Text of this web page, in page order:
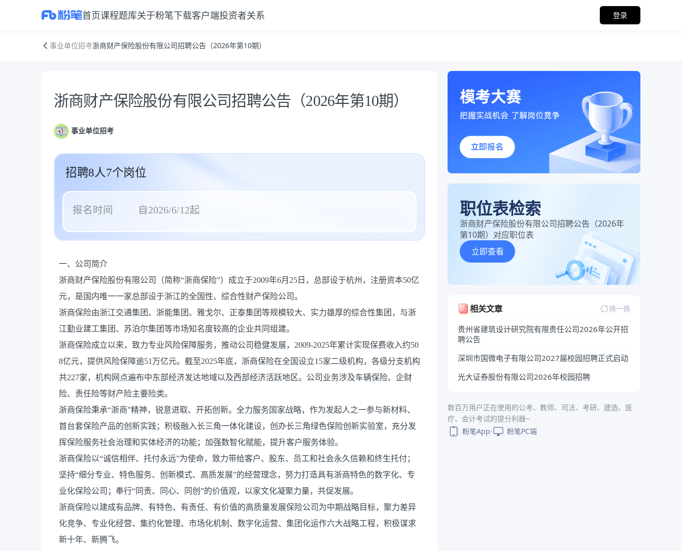
首页课程题库关于粉笔下载客户端投资者关系 登录
事业单位招考浙商财产保险股份有限公司招聘公告（2026年第10期）
公告正文
浙商财产保险股份有限公司招聘公告（2026年第10期）
事业单位招考
招聘8人7个岗位
报名时间 自2026/6/12起
一、公司简介
浙商财产保险股份有限公司（简称“浙商保险”）成立于2009年6月25日，总部设于杭州，注册资本50亿
元，是国内唯一一家总部设于浙江的全国性、综合性财产保险公司。
浙商保险由浙江交通集团、浙能集团、雅戈尔、正泰集团等规模较大、实力雄厚的综合性集团，与浙
江勤业建工集团、苏泊尔集团等市场知名度较高的企业共同组建。
浙商保险成立以来，致力专业风险保障服务，推动公司稳健发展，2009-2025年累计实现保费收入约50
8亿元，提供风险保障逾51万亿元。截至2025年底，浙商保险在全国设立15家二级机构，各级分支机构
共227家，机构网点遍布中东部经济发达地域以及西部经济活跃地区。公司业务涉及车辆保险、企财
险、责任险等财产险主要险类。
浙商保险秉承“浙商”精神，锐意进取、开拓创新。全力服务国家战略，作为发起人之一参与新材料、
首台套保险产品的创新实践；积极融入长三角一体化建设，创办长三角绿色保险创新实验室，充分发
挥保险服务社会治理和实体经济的功能；加强数智化赋能，提升客户服务体验。
浙商保险以“诚信相伴、托付永远”为使命，致力带给客户、股东、员工和社会永久信赖和终生托付；
坚持“细分专业、特色服务、创新模式、高质发展”的经营理念，努力打造具有浙商特色的数字化、专
业化保险公司；奉行“同责、同心、同创”的价值观，以家文化凝聚力量，共促发展。
浙商保险以建成有品牌、有特色、有责任、有价值的高质量发展保险公司为中期战略目标，聚力差异
化竞争、专业化经营、集约化管理、市场化机制、数字化运营、集团化运作六大战略工程，积极谋求
新十年、新腾飞。
职位表检索
浙商财产保险股份有限公司招聘公告（2026年
第10期）对应职位表
立即查看
相关文章 换一换
贵州省建筑设计研究院有限责任公司2026年公开招
聘公告
深圳市国微电子有限公司2027届校园招聘正式启动
光大证券股份有限公司2026年校园招聘
数百万用户正在使用的公考、教师、司法、考研、建造、医
疗、会计考试的提分利器~
粉笔App
粉笔PC端